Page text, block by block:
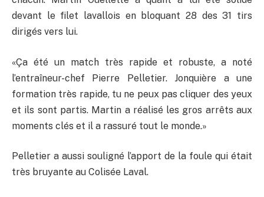
devant le filet lavallois en bloquant 28 des 31 tirs
dirigés vers lui.
«Ça été un match très rapide et robuste, a noté
l’entraîneur-chef Pierre Pelletier. Jonquière a une
formation très rapide, tu ne peux pas cliquer des yeux
et ils sont partis. Martin a réalisé les gros arrêts aux
moments clés et il a rassuré tout le monde.»
Pelletier a aussi souligné l’apport de la foule qui était
très bruyante au Colisée Laval.